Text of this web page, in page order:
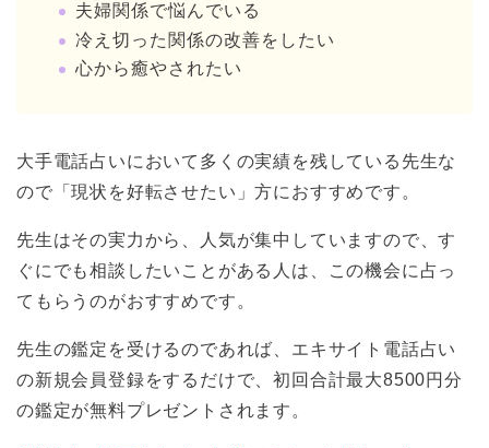
夫婦関係で悩んでいる
冷え切った関係の改善をしたい
心から癒やされたい
大手電話占いにおいて多くの実績を残している先生な
ので「現状を好転させたい」方におすすめです。
先生はその実力から、人気が集中していますので、す
ぐにでも相談したいことがある人は、この機会に占っ
てもらうのがおすすめです。
先生の鑑定を受けるのであれば、エキサイト電話占い
の新規会員登録をするだけで、初回合計最大8500円分
の鑑定が無料プレゼントされます。